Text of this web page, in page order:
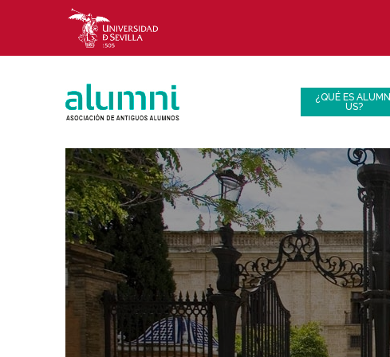
¿QUÉ ES ALUMNI
US?